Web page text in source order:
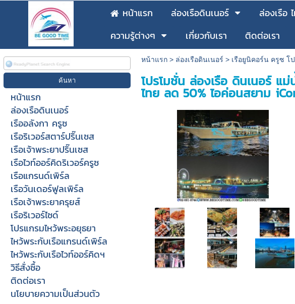
หน้าแรก ล่องเรือดินเนอร์ ล่องเรือ
ความรู้ต่างๆ
เกี่ยวกับเรา ติดต่อเรา
หน้าแรก
ล่องเรือดินเนอร์
เรืออลังกา ครูซ
เรือริเวอร์สตาร์ปริ๊นเซส
เรือเจ้าพระยาปริ๊นเซส
เรือไวท์ออร์คิดริเวอร์ครูซ
เรือแกรนด์เพิร์ล
เรือวันเดอร์ฟูลเพิร์ล
เรือเจ้าพระยาครุยส์
เรือริเวอร์ไซด์
โปรแกรมไหว้พระอยุธยา
ไหว้พระกับเรือแกรนด์เพิร์ล
ไหว้พระกับเรือไวท์ออร์คิดฯ
วิธีสั่งซื้อ
ติดต่อเรา
นโยบายความเป็นส่วนตัว
หน้าแรก> ล่องเรือดินเนอร์ > เรือยูนิคอร์น ครูซ โ
โปรโมชั่น ล่องเรือ ดินเนอร์ แ
ไทย ลด 50% ไอค่อนสยาม